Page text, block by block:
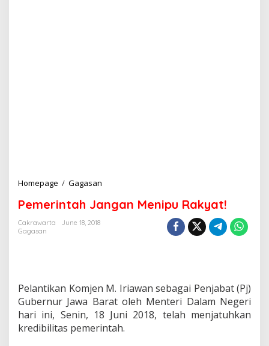
Homepage / Gagasan
m
J
a
n
g
a
Pemerintah Jangan Menipu Rakyat!
Cakrawarta
June 18, 2018
Gagasan
Pelantikan Komjen M. Iriawan sebagai Penjabat (Pj)
Gubernur Jawa Barat oleh Menteri Dalam Negeri
hari ini, Senin, 18 Juni 2018, telah menjatuhkan
kredibilitas pemerintah.